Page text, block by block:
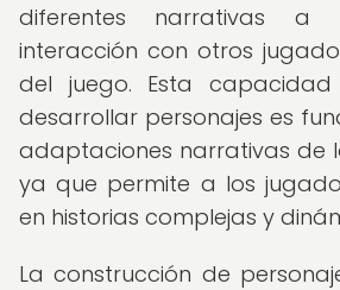
diferentes narrativas
interacción con otros
del juego. Esta
desarrollar personajes es
adaptaciones narrativas de
ya que permite a los
en historias complejas y
La construcción de